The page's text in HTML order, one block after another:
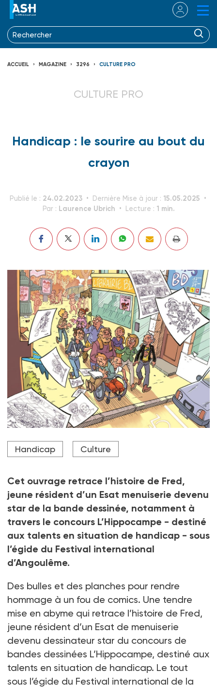
ACCUEIL MAGAZINE 3296 CULTURE PRO
CULTURE PRO
Handicap : le sourire au bout du
crayon
Publié le : 24.02.2023 Dernière Mise à jour : 15.05.2025
Par : Laurence Ubrich Lecture : 1 min.
« Fred, le handicap n’empêche pas le talent ! » –
Cazenove, Pilau, Madé et Domas
Handicap Culture
Cet ouvrage retrace l’histoire de Fred,
jeune résident d’un Esat menuiserie devenu
star de la bande dessinée, notamment à
travers le concours L’Hippocampe - destiné
aux talents en situation de handicap - sous
l’égide du Festival international
d’Angoulême.
Des bulles et des planches pour rendre
hommage à un fou de comics. Une tendre
mise en abyme qui retrace l’histoire de Fred,
jeune résident d’un Esat de menuiserie
devenu dessinateur star du concours de
bandes dessinées L’Hippocampe, destiné aux
talents en situation de handicap. Le tout
sous l’égide du Festival international de la